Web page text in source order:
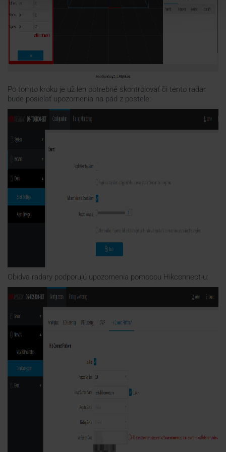
Po tomto kroku je už len potrebné skontrolovať či tento radar
bude posielať upozornenia na pád z postele:
Obidva radary podporujú upozornenia pomocou Hikconnect-u: